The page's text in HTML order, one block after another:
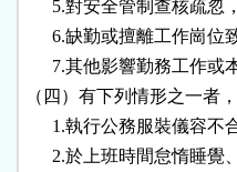
5.對安全管制查核疏
6.缺勤或擅離工作崗位
7.其他影響勤務工作
（四）有下列情形之一者
1.執行公務服裝儀容不
2.於上班時間怠惰睡